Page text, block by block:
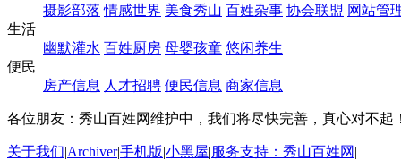
摄影部落 情感世界 美食秀山 百姓杂事 协会联盟 网站管
生活
幽默灌水 百姓厨房 母婴孩童 悠闲养生
便民
房产信息 人才招聘 便民信息 商家信息
各位朋友：秀山百姓网维护中，我们将尽快完善，真心对不起
关于我们|Archiver|手机版|小黑屋|服务支持：秀山百姓网 |